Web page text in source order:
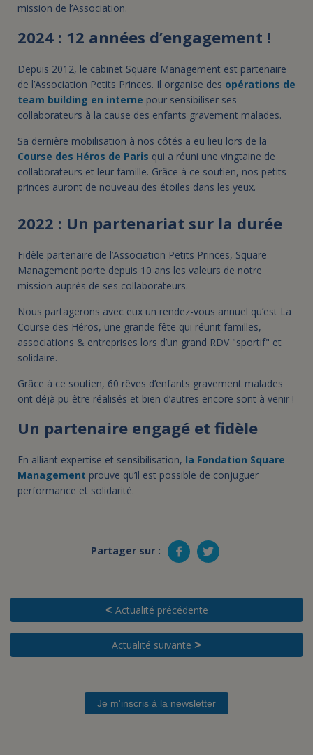
mission de l’Association.
2024 : 12 années d’engagement !
Depuis 2012, le cabinet Square Management est partenaire
de l’Association Petits Princes. Il organise des opérations de
team building en interne pour sensibiliser ses
collaborateurs à la cause des enfants gravement malades.
Sa dernière mobilisation à nos côtés a eu lieu lors de la
Course des Héros de Paris qui a réuni une vingtaine de
collaborateurs et leur famille. Grâce à ce soutien, nos petits
princes auront de nouveau des étoiles dans les yeux.
2022 : Un partenariat sur la durée
Fidèle partenaire de l’Association Petits Princes, Square
Management porte depuis 10 ans les valeurs de notre
mission auprès de ses collaborateurs.
Nous partagerons avec eux un rendez-vous annuel qu’est La
Course des Héros, une grande fête qui réunit familles,
associations & entreprises lors d’un grand RDV "sportif" et
solidaire.
Grâce à ce soutien, 60 rêves d’enfants gravement malades
ont déjà pu être réalisés et bien d’autres encore sont à venir !
Un partenaire engagé et fidèle
En alliant expertise et sensibilisation, la Fondation Square
Management prouve qu’il est possible de conjuguer
performance et solidarité.
Partager sur :
< Actualité précédente
Actualité suivante >
Je m'inscris à la newsletter